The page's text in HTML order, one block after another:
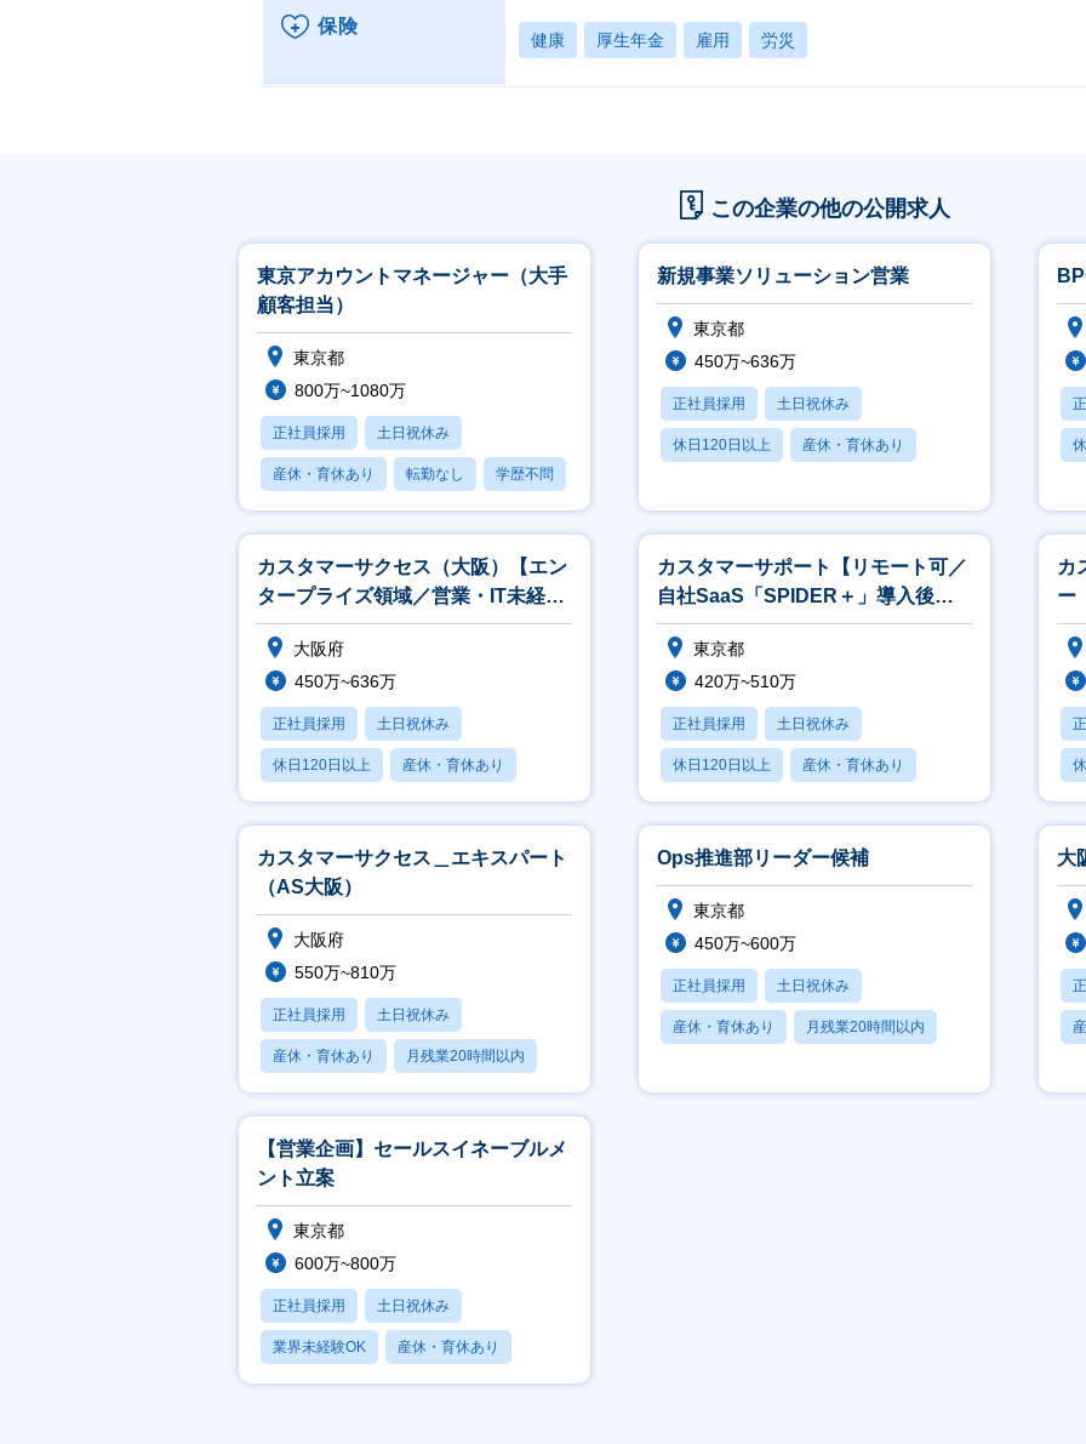
保険
健康 厚生年金 雇用 労災
この企業の他の公開求人
東京アカウントマネージャー（大手
顧客担当）
東京都
800万~1080万
正社員採用 土日祝休み
産休・育休あり 転勤なし 学歴不問
新規事業ソリューション営業
東京都
450万~636万
正社員採用 土日祝休み
休日120日以上 産休・育休あり
カスタマーサクセス（大阪）【エン
タープライズ領域／営業・IT未経験
歓迎／営業ノルマなし】
大阪府
450万~636万
正社員採用 土日祝休み
休日120日以上 産休・育休あり
学歴不問
カスタマーサポート【リモート可／
自社SaaS「SPIDER＋」導入後支
援】
東京都
420万~510万
正社員採用 土日祝休み
休日120日以上 産休・育休あり
パパママ社員活躍中
カ
ー
カスタマーサクセス＿エキスパート
（AS大阪）
大阪府
550万~810万
正社員採用 土日祝休み
産休・育休あり 月残業20時間以内
賞与あり
Ops推進部リーダー候補
東京都
450万~600万
正社員採用 土日祝休み
産休・育休あり 月残業20時間以内
大
【営業企画】セールスイネーブルメ
ント立案
東京都
600万~800万
正社員採用 土日祝休み
業界未経験OK 産休・育休あり
月残業20時間以内